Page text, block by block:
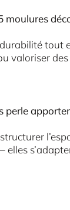
valoriser
perle
elles